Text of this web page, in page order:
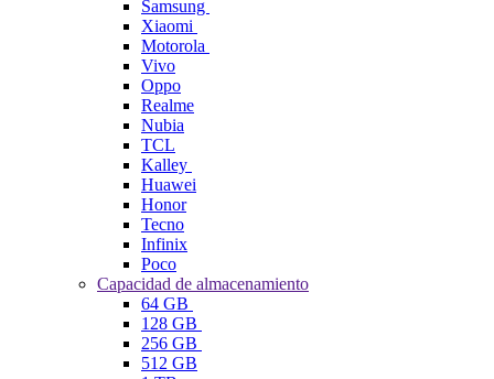
Samsung
Xiaomi
Motorola
Vivo
Oppo
Realme
Nubia
TCL
Kalley
Huawei
Honor
Tecno
Infinix
Poco
Capacidad de almacenamiento
64 GB
128 GB
256 GB
512 GB